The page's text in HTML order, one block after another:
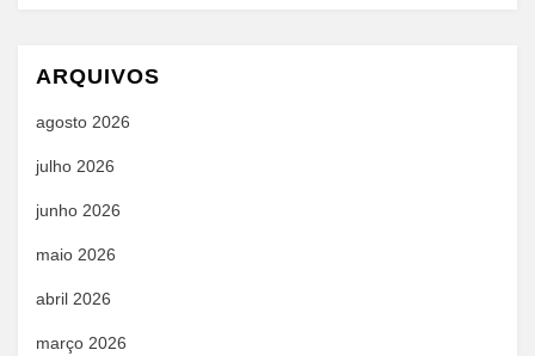
ARQUIVOS
agosto 2026
julho 2026
junho 2026
maio 2026
abril 2026
março 2026